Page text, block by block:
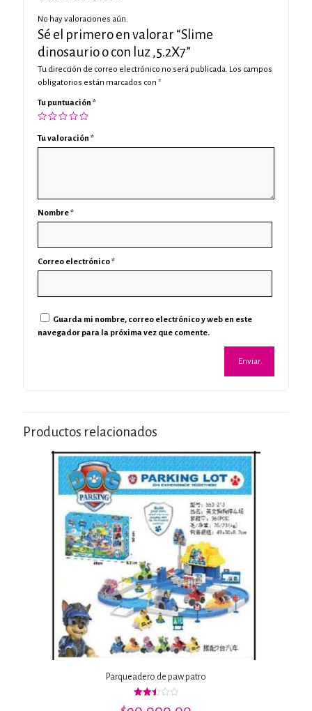
No hay valoraciones aún.
Sé el primero en valorar “Slime
dinosaurio o con luz ,5.2X7”
Tu dirección de correo electrónico no será publicada. Los campos
obligatorios están marcados con *
Tu puntuación *
Tu valoración *
Nombre*
Correo electrónico*
Guarda mi nombre, correo electrónico y web en este
navegador para la próxima vez que comente.
Productos relacionados
Parqueadero de paw patro